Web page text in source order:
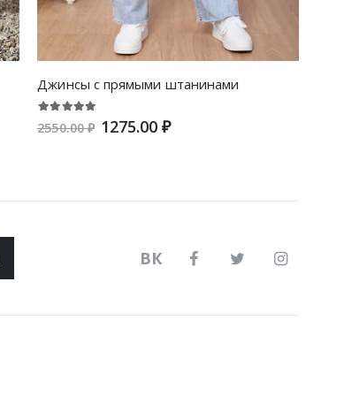
Джинсы с прямыми штанинами
2550.00 ₽ 1275.00 ₽
ВК